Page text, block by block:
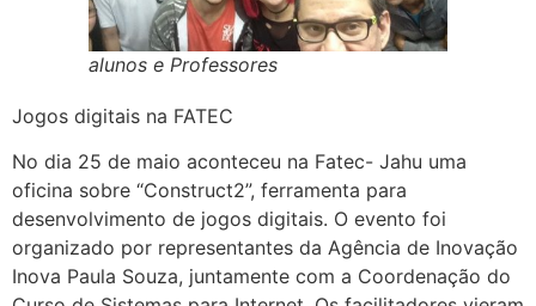
alunos e Professores
Jogos digitais na FATEC
No dia 25 de maio aconteceu na Fatec- Jahu uma
oficina sobre “Construct2”, ferramenta para
desenvolvimento de jogos digitais. O evento foi
organizado por representantes da Agência de Inovação
Inova Paula Souza, juntamente com a Coordenação do